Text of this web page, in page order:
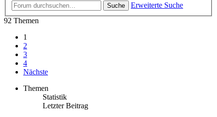
Suche
Erweiterte Suche
92 Themen
1
2
3
4
Nächste
Themen
Statistik
Letzter Beitrag